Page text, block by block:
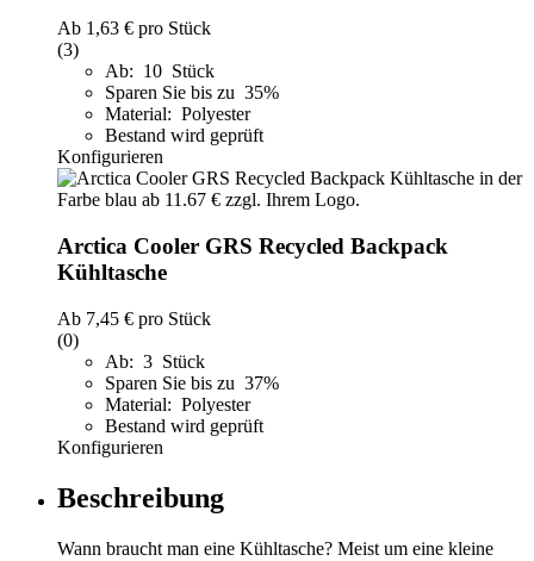
Ab 1,63 € pro Stück
(3)
Ab: 10 Stück
Sparen Sie bis zu 35%
Material: Polyester
Bestand wird geprüft
Konfigurieren
Arctica Cooler GRS Recycled Backpack
Kühltasche
Ab 7,45 € pro Stück
(0)
Ab: 3 Stück
Sparen Sie bis zu 37%
Material: Polyester
Bestand wird geprüft
Konfigurieren
Beschreibung
Wann braucht man eine Kühltasche? Meist um eine kleine